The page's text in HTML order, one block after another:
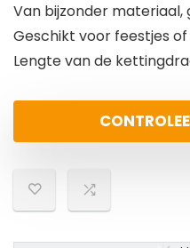
Van bijzonder
Geschikt voor feestjes
Lengte van de